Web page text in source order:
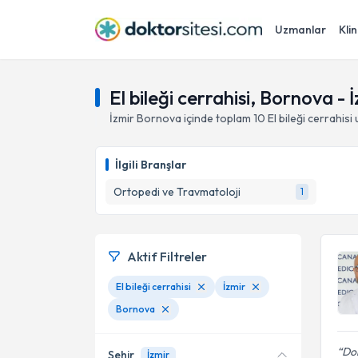
Uzmanlar
El bileği cerrahisi, Bornova -
İzmirBornova içinde toplam 10 El bileği cerrahisi
İlgili Branşlar
Ortopedi ve Travmatoloji
1
Aktif Filtreler
El bileği cerrahisi
İzmir
Bornova
Şehir İzmir